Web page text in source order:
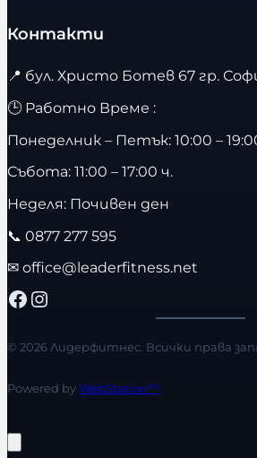
Контакти
📍 бул. Христо Ботев 67 гр.
🕒 Работно Време :
Понеделник – Петък: 10:00 –
Събота: 11:00 – 17:00 ч.
Неделя: Почивен ден
📞 0877 277 595
✉ office@leaderfitness.net
Facebook Instagram
© 2026 Лидерфитнес. Всички права
Powered byWebStation™